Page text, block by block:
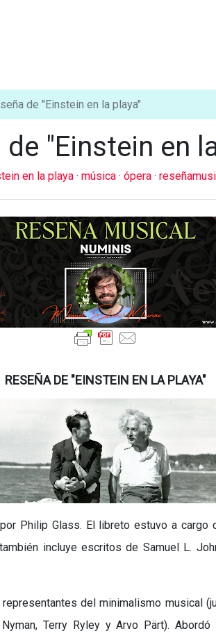
de "Einstein en la playa"
de "Einstein en
en la playa · música · ópera ·
RESEÑA DE "EINSTEIN EN LA PLAYA"
Philip Glass. El libreto estuvo a cargo
incluye escritos de Samuel L.
del minimalismo musical
Terry Ryley y Arvo Pärt).